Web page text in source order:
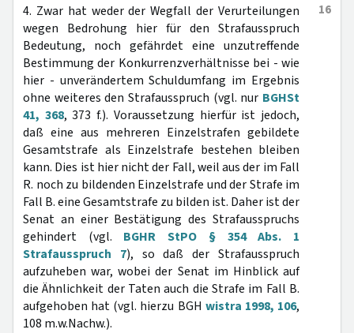
16
4. Zwar hat weder der Wegfall der Verurteilungen
wegen Bedrohung hier für den Strafausspruch
Bedeutung, noch gefährdet eine unzutreffende
Bestimmung der Konkurrenzverhältnisse bei - wie
hier - unverändertem Schuldumfang im Ergebnis
ohne weiteres den Strafausspruch (vgl. nur BGHSt
41, 368, 373 f.). Voraussetzung hierfür ist jedoch,
daß eine aus mehreren Einzelstrafen gebildete
Gesamtstrafe als Einzelstrafe bestehen bleiben
kann. Dies ist hier nicht der Fall, weil aus der im Fall
R. noch zu bildenden Einzelstrafe und der Strafe im
Fall B. eine Gesamtstrafe zu bilden ist. Daher ist der
Senat an einer Bestätigung des Strafausspruchs
gehindert (vgl. BGHR StPO § 354 Abs. 1
Strafausspruch 7), so daß der Strafausspruch
aufzuheben war, wobei der Senat im Hinblick auf
die Ähnlichkeit der Taten auch die Strafe im Fall B.
aufgehoben hat (vgl. hierzu BGH wistra 1998, 106,
108 m.w.Nachw.).